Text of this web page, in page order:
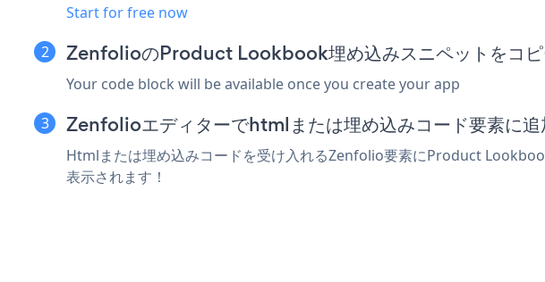
Start for free now
ZenfolioのProduct Lookbook埋め込みスニペットをコピ
Your code block will be available once you create your app
Zenfolioエディターでhtmlまたは埋め込みコード要素に追
Htmlまたは埋め込みコードを受け入れるZenfolio要素にProduct
表示されます！